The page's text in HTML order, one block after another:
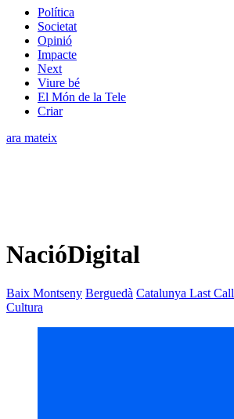
Política
Societat
Opinió
Impacte
Next
Viure bé
El Món de la Tele
Criar
ara mateix
NacióDigital
Baix Montseny Berguedà Catalunya Last Call
Cultura